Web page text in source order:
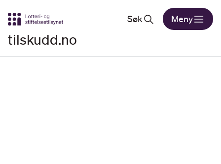
Gå til hovedinnhold
Søk Meny
tilskudd.no